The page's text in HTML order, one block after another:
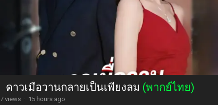
ดาวเมื่อวานกลายเป็นเพียงลม (พากย์ไทย)
7 views · 15 hours ago